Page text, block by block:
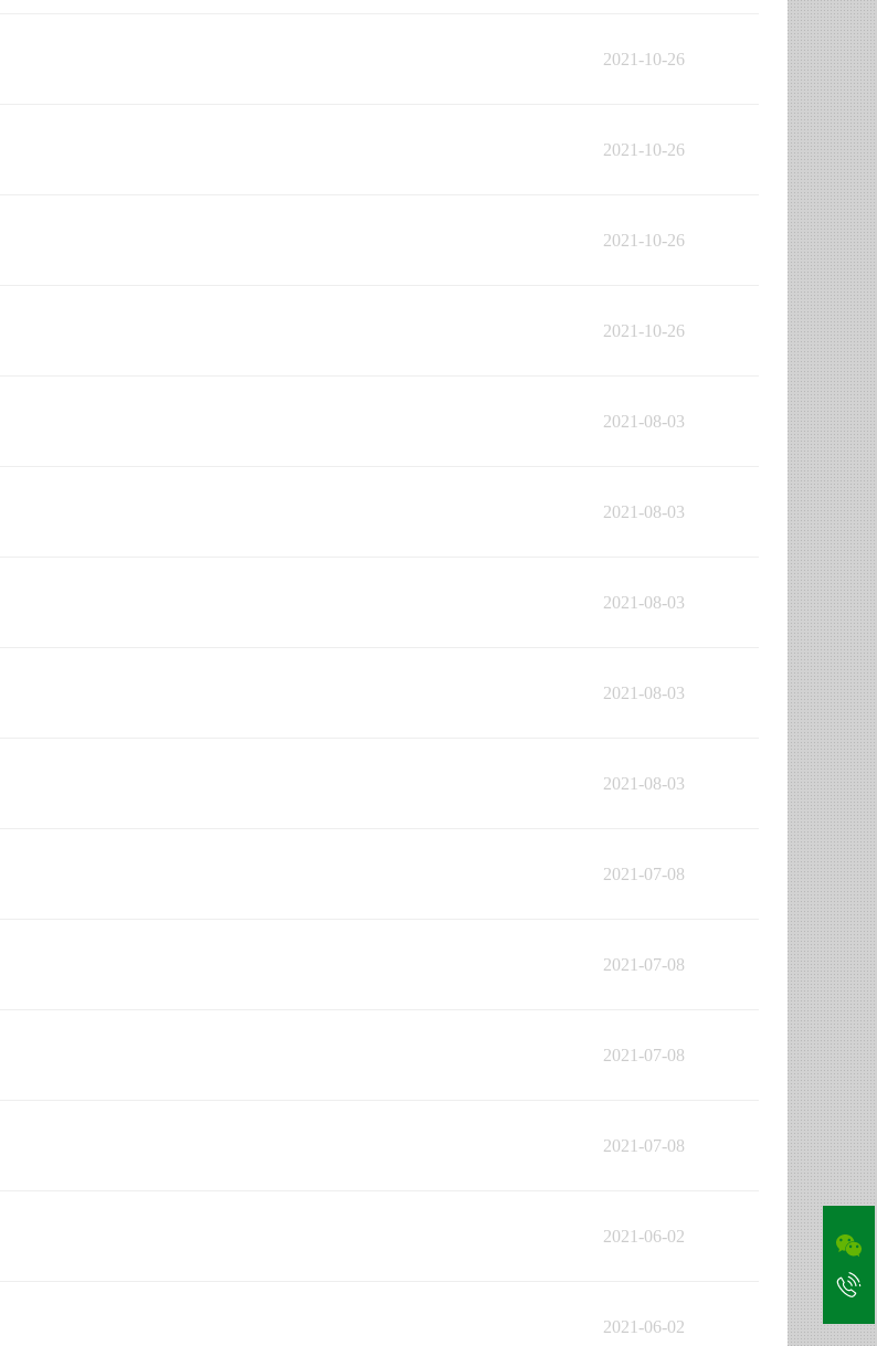
2021-10-26
2021-10-26
2021-10-26
2021-10-26
2021-08-03
2021-08-03
2021-08-03
2021-08-03
2021-08-03
2021-07-08
2021-07-08
2021-07-08
2021-07-08
2021-06-02
2021-06-02